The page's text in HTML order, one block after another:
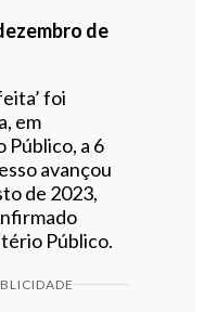
de
foi
em
Público, a 6
avançou
de 2023,
Público.